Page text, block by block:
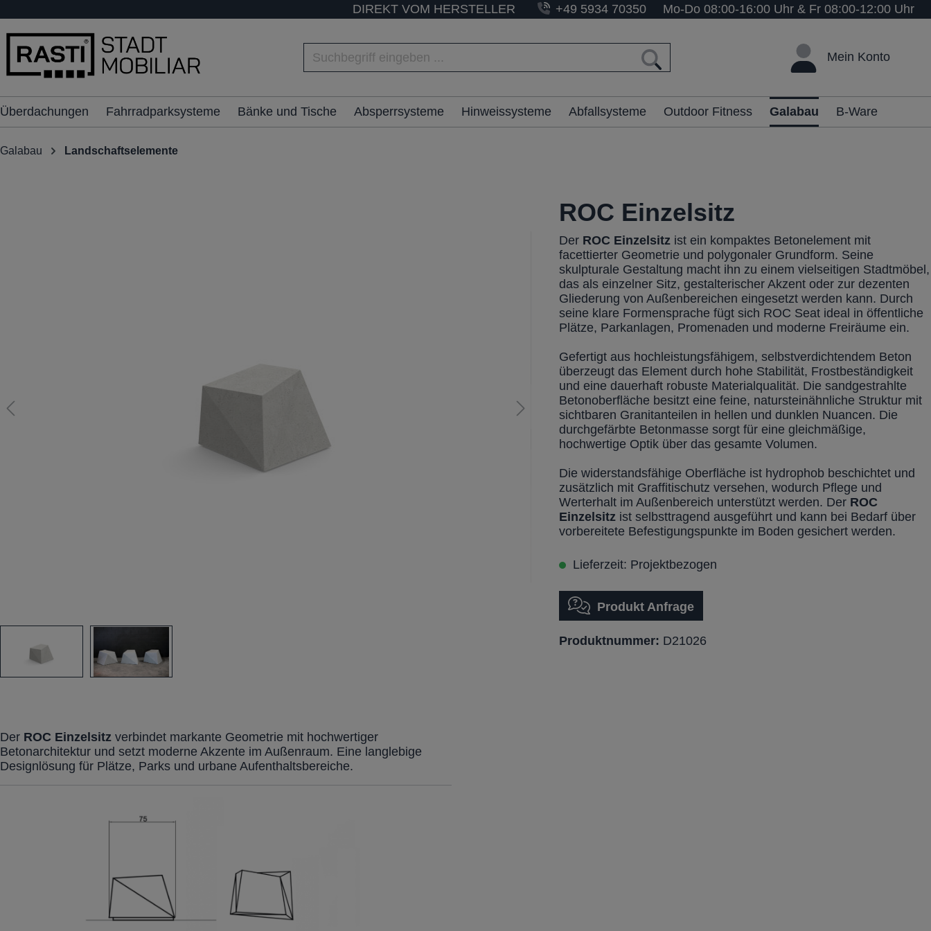
springen
DIREKT VOM HERSTELLER +49 5934 70350 Mo-Do 08:00-16:00 Uhr & Fr 08:00-12:00 Uhr
Mein Konto
Überdachungen Fahrradparksysteme Bänke und Tische Absperrsysteme Hinweissysteme Abfallsysteme Outdoor Fitness Galabau B-Ware
Galabau Landschaftselemente
ROC Einzelsitz
Der ROC Einzelsitz ist ein kompaktes Betonelement mit
facettierter Geometrie und polygonaler Grundform. Seine
skulpturale Gestaltung macht ihn zu einem vielseitigen Stadtmöbel,
das als einzelner Sitz, gestalterischer Akzent oder zur dezenten
Gliederung von Außenbereichen eingesetzt werden kann. Durch
seine klare Formensprache fügt sich ROC Seat ideal in öffentliche
Plätze, Parkanlagen, Promenaden und moderne Freiräume ein.
Gefertigt aus hochleistungsfähigem, selbstverdichtendem Beton
überzeugt das Element durch hohe Stabilität, Frostbeständigkeit
und eine dauerhaft robuste Materialqualität. Die sandgestrahlte
Betonoberfläche besitzt eine feine, natursteinähnliche Struktur mit
sichtbaren Granitanteilen in hellen und dunklen Nuancen. Die
durchgefärbte Betonmasse sorgt für eine gleichmäßige,
hochwertige Optik über das gesamte Volumen.
Die widerstandsfähige Oberfläche ist hydrophob beschichtet und
zusätzlich mit Graffitischutz versehen, wodurch Pflege und
Werterhalt im Außenbereich unterstützt werden. Der ROC
Einzelsitz ist selbsttragend ausgeführt und kann bei Bedarf über
vorbereitete Befestigungspunkte im Boden gesichert werden.
Lieferzeit: Projektbezogen
Produkt Anfrage
Produktnummer: D21026
Der ROC Einzelsitz verbindet markante Geometrie mit hochwertiger
Betonarchitektur und setzt moderne Akzente im Außenraum. Eine langlebige
Designlösung für Plätze, Parks und urbane Aufenthaltsbereiche.